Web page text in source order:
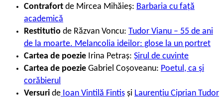
Contrafort de Mircea Mihăieș: Barbaria cu față
academică
Restitutio de Răzvan Voncu: Tudor Vianu – 55 de ani
de la moarte. Melancolia ideilor: glose la un portret
Cartea de poezie Irina Petraș: Șirul de cuvinte
Cartea de poezie Gabriel Coșoveanu: Poetul, ca și
corăbierul
Versuri de Ioan Vintilă Fintiș și Laurențiu Ciprian Tudor